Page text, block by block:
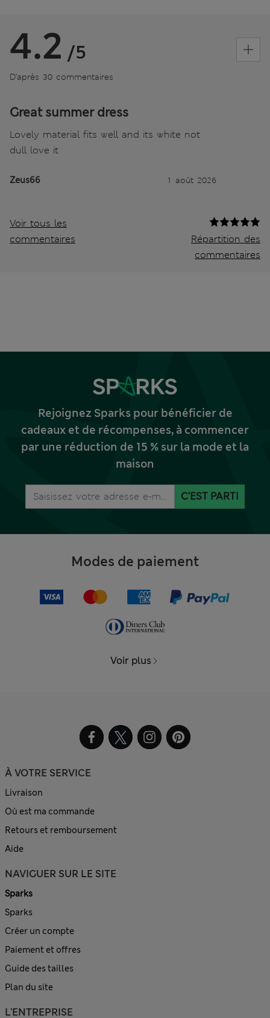
4.2 /5
D’après 30 commentaires
Great summer dress
Lovely material fits well and its white not
dull love it
Zeus66 1 août 2026
Voir tous les
commentaires
Répartition des
commentaires
Rejoignez Sparks pour bénéficier de
cadeaux et de récompenses, à commencer
par une réduction de 15 % sur la mode et la
maison
C'EST PARTI
Modes de paiement
Voir plus
À VOTRE SERVICE
Livraison
Où est ma commande
Retours et remboursement
Aide
NAVIGUER SUR LE SITE
Sparks
Sparks
Créer un compte
Paiement et offres
Guide des tailles
Plan du site
L'ENTREPRISE